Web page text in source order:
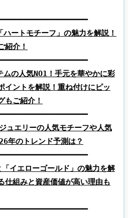
ートモチーフ」の魅力を解説！
紹介！
の人気NO1！手元を華やかに彩
イントを解説！重ね付けにピッ
もご紹介！
ュエリーの人気モチーフや人気
年のトレンド予測は？
イエローゴールド」の魅力を解
仕組みと資産価値が高い理由も